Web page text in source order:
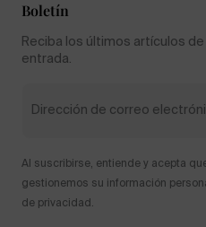
Boletín
Reciba los últimos artículos
entrada.
Al suscribirse, entiende y acepta
gestionemos su información
de privacidad.